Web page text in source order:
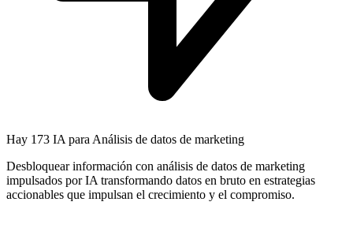
Hay 173 IA para Análisis de datos de marketing
Desbloquear información con análisis de datos de marketing
impulsados por IA transformando datos en bruto en estrategias
accionables que impulsan el crecimiento y el compromiso.